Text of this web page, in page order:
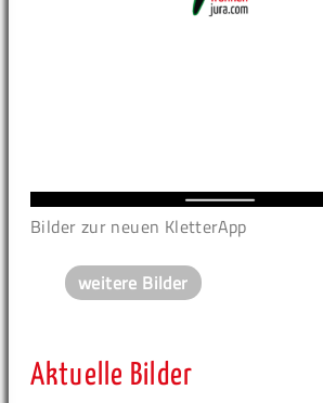
Bilder zur neuen KletterApp
weitere Bilder
Aktuelle Bilder